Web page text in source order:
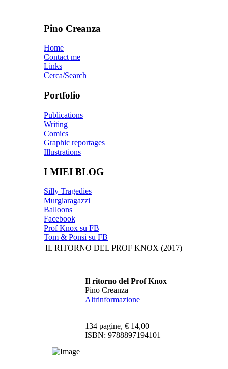
Pino Creanza
Home
Contact me
Links
Cerca/Search
Portfolio
Publications
Writing
Comics
Graphic reportages
Illustrations
I MIEI BLOG
Silly Tragedies
Murgiaragazzi
Balloons
Facebook
Prof Knox su FB
Tom & Ponsi su FB
IL RITORNO DEL PROF KNOX (2017)
Il ritorno del Prof Knox
Pino Creanza
Altrinformazione
134 pagine, € 14,00
ISBN: 9788897194101